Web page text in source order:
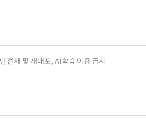
전재 및 재배포, AI학습 이용 금지